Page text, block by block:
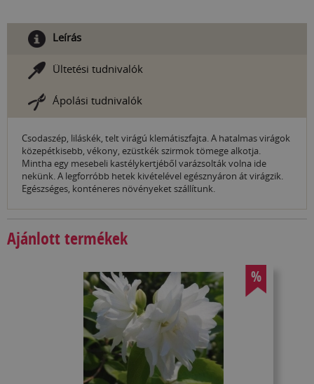
Leírás
Ültetési tudnivalók
Ápolási tudnivalók
Csodaszép, liláskék, telt virágú klemátiszfajta. A hatalmas virágok
közepétkisebb, vékony, ezüstkék szirmok tömege alkotja.
Mintha egy mesebeli kastélykertjéből varázsolták volna ide
nekünk. A legforróbb hetek kivételével egésznyáron át virágzik.
Egészséges, konténeres növényeket szállítunk.
Ajánlott termékek
%